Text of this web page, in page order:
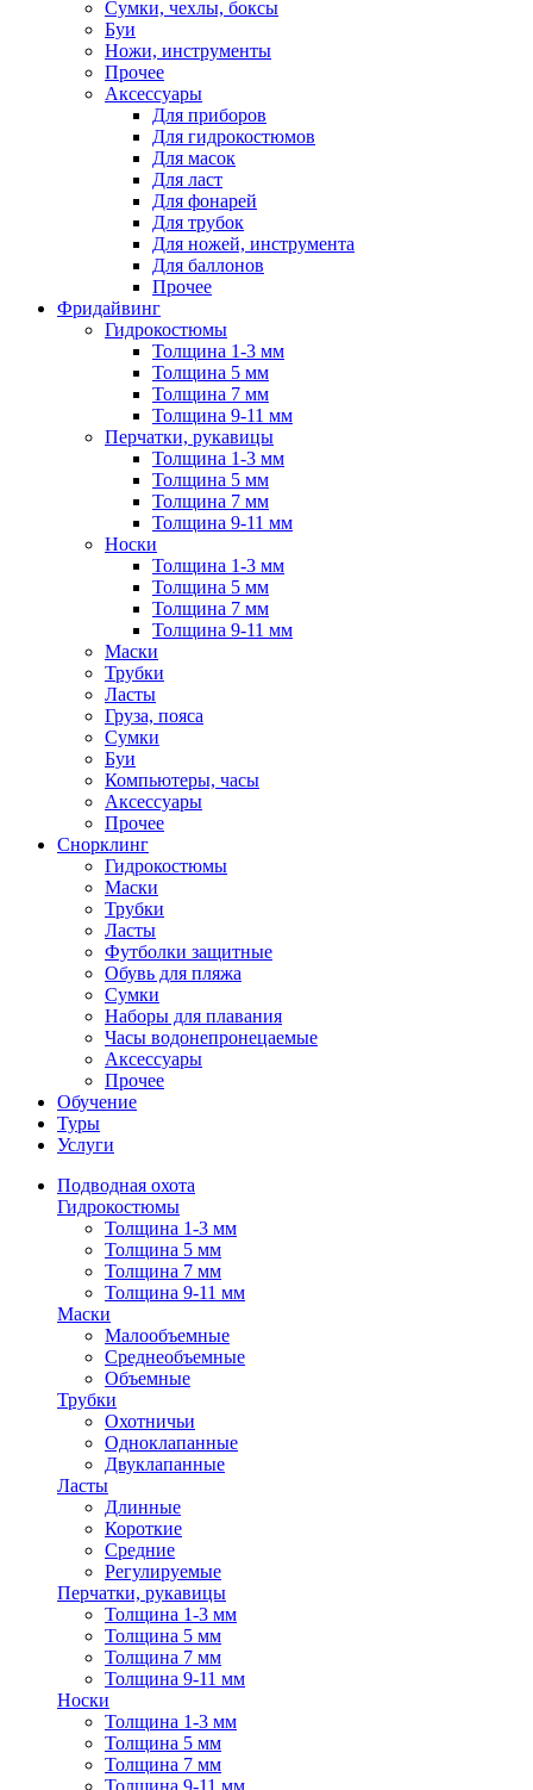
Сумки, чехлы, боксы
Буи
Ножи, инструменты
Прочее
Аксессуары
Для приборов
Для гидрокостюмов
Для масок
Для ласт
Для фонарей
Для трубок
Для ножей, инструмента
Для баллонов
Прочее
Фридайвинг
Гидрокостюмы
Толщина 1-3 мм
Толщина 5 мм
Толщина 7 мм
Толщина 9-11 мм
Перчатки, рукавицы
Толщина 1-3 мм
Толщина 5 мм
Толщина 7 мм
Толщина 9-11 мм
Носки
Толщина 1-3 мм
Толщина 5 мм
Толщина 7 мм
Толщина 9-11 мм
Маски
Трубки
Ласты
Груза, пояса
Сумки
Буи
Компьютеры, часы
Аксессуары
Прочее
Снорклинг
Гидрокостюмы
Маски
Трубки
Ласты
Футболки защитные
Обувь для пляжа
Сумки
Наборы для плавания
Часы водонепронецаемые
Аксессуары
Прочее
Обучение
Туры
Услуги
Подводная охота
Гидрокостюмы
Толщина 1-3 мм
Толщина 5 мм
Толщина 7 мм
Толщина 9-11 мм
Маски
Малообъемные
Среднеобъемные
Объемные
Трубки
Охотничьи
Одноклапанные
Двуклапанные
Ласты
Длинные
Короткие
Средние
Регулируемые
Перчатки, рукавицы
Толщина 1-3 мм
Толщина 5 мм
Толщина 7 мм
Толщина 9-11 мм
Носки
Толщина 1-3 мм
Толщина 5 мм
Толщина 7 мм
Толщина 9-11 мм